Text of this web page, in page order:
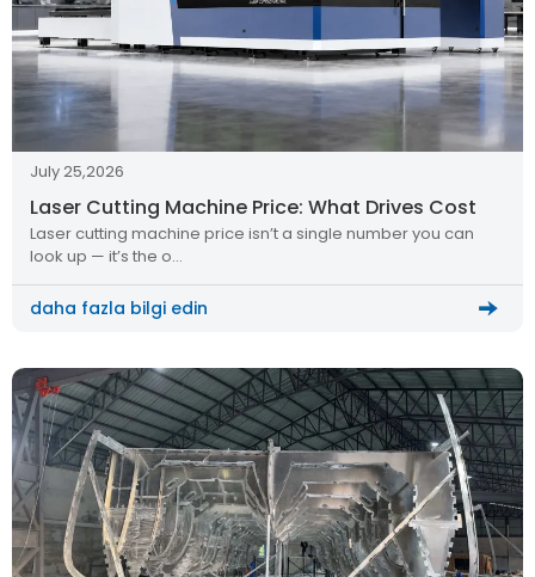
July 25,2026
Laser Cutting Machine Price: What Drives Cost
Laser cutting machine price isn’t a single number you can
look up — it’s the o…
daha fazla bilgi edin